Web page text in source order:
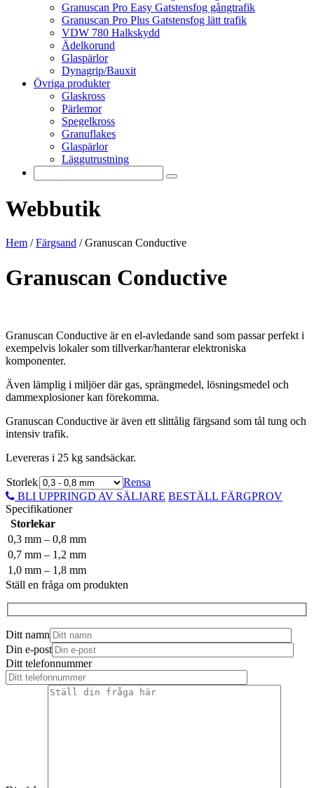
Granuscan Pro Easy Gatstensfog gångtrafik
Granuscan Pro Plus Gatstensfog lätt trafik
VDW 780 Halkskydd
Ädelkorund
Glaspärlor
Dynagrip/Bauxit
Övriga produkter
Glaskross
Pärlemor
Spegelkross
Granuflakes
Glaspärlor
Läggutrustning
Webbutik
Hem /Färgsand /Granuscan Conductive
Granuscan Conductive
Granuscan Conductive är en el-avledande sand som passar perfekt i
exempelvis lokaler som tillverkar/hanterar elektroniska
komponenter.
Även lämplig i miljöer där gas, sprängmedel, lösningsmedel och
dammexplosioner kan förekomma.
Granuscan Conductive är även ett slittålig färgsand som tål tung och
intensiv trafik.
Levereras i 25 kg sandsäckar.
Storlek
Rensa
BLI UPPRINGD AV SÄLJARE BESTÄLL FÄRGPROV
Specifikationer
Storlekar
0,3 mm – 0,8 mm
0,7 mm – 1,2 mm
1,0 mm – 1,8 mm
Ställ en fråga om produkten
Ditt namn
Din e-post
Ditt telefonnummer